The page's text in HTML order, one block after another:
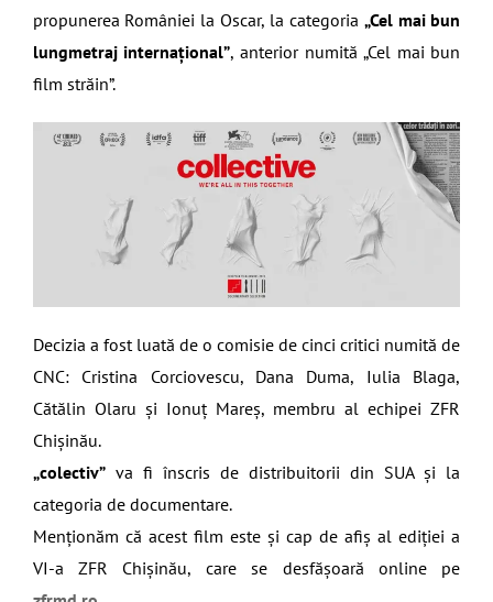
propunerea României la Oscar, la categoria „Cel mai bun
lungmetraj internațional”, anterior numită „Cel mai bun
film străin”.
Decizia a fost luată de o comisie de cinci critici numită de
CNC: Cristina Corciovescu, Dana Duma, Iulia Blaga,
Cătălin Olaru și Ionuț Mareș, membru al echipei ZFR
Chișinău.
„colectiv”va fi înscris de distribuitorii din SUA și la
categoria de documentare.
Menționăm că acest film este și cap de afiș al ediției a
VI-a ZFR Chișinău, care se desfășoară online pe